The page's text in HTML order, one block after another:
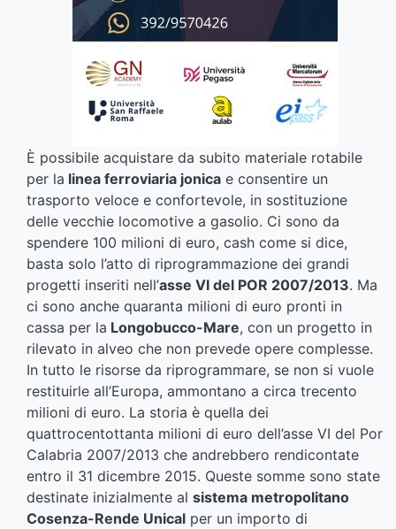
È possibile acquistare da subito materiale rotabile
per la linea ferroviaria jonica e consentire un
trasporto veloce e confortevole, in sostituzione
delle vecchie locomotive a gasolio. Ci sono da
spendere 100 milioni di euro, cash come si dice,
basta solo l’atto di riprogrammazione dei grandi
progetti inseriti nell’asse VI del POR 2007/2013. Ma
ci sono anche quaranta milioni di euro pronti in
cassa per la Longobucco-Mare, con un progetto in
rilevato in alveo che non prevede opere complesse.
In tutto le risorse da riprogrammare, se non si vuole
restituirle all’Europa, ammontano a circa trecento
milioni di euro. La storia è quella dei
quattrocentottanta milioni di euro dell’asse VI del Por
Calabria 2007/2013 che andrebbero rendicontate
entro il 31 dicembre 2015. Queste somme sono state
destinate inizialmente al sistema metropolitano
Cosenza-Rende Unical per un importo di